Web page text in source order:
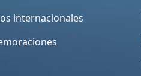
internacionales